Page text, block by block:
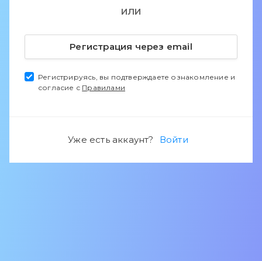
ИЛИ
Регистрация через email
Регистрируясь, вы подтверждаете ознакомление и
согласие с Правилами
Уже есть аккаунт? Войти